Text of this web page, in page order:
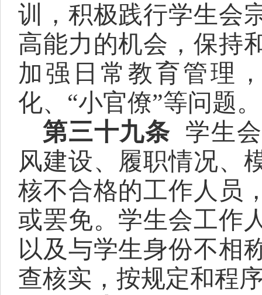
训， 积极践行学生会
高能力的机会，保持
加强日常教育管理
化、 “小官僚”等问题。
第三十九条 学生
风建设、履职情况、
核不合格的工作人员
或罢免。学生会工作
以及与学生身份不相
查核实，按规定和程